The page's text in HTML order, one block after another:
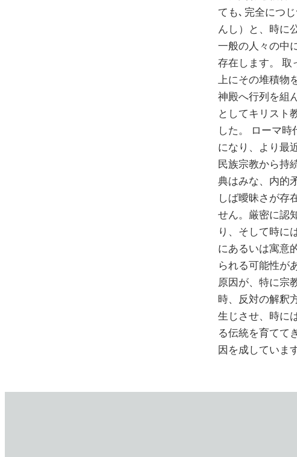
ても､ 完全につ
んし）と、時に
一般の人々の中
存在します。 取
上にその堆積物
神殿へ行列を組
としてキリスト
した。 ローマ
になり、より最
民族宗教から持
典はみな、内的
しば曖昧さが存
せん。厳密に認
り、そして時に
にあるいは寓意
られる可能性が
原因が、特に宗
時、反対の解釈
生じさせ、時に
る伝統を育てて
因を成していま